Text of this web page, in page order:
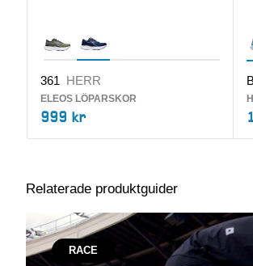
361 HERR
ELEOS LÖPARSKOR
999 kr
Relaterade produktguider
RACE